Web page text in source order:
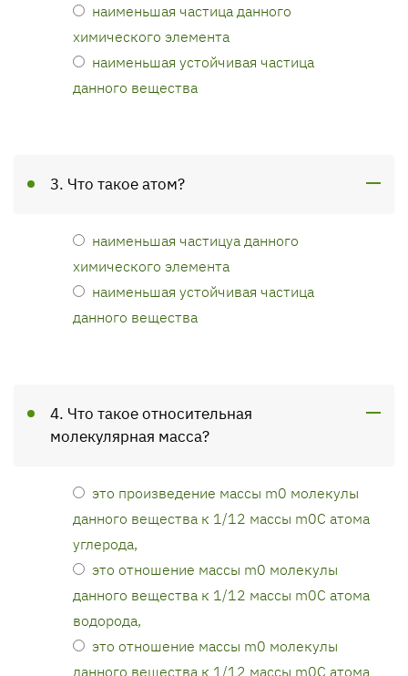
наименьшая частица данного
химического элемента
наименьшая устойчивая частица
данного вещества
3. Что такое атом?
наименьшая частицуа данного
химического элемента
наименьшая устойчивая частица
данного вещества
4. Что такое относительная
молекулярная масса?
это произведение массы m0 молекулы
данного вещества к 1/12 массы m0C атома
углерода,
это отношение массы m0 молекулы
данного вещества к 1/12 массы m0C атома
водорода,
это отношение массы m0 молекулы
данного вещества к 1/12 массы m0C атома